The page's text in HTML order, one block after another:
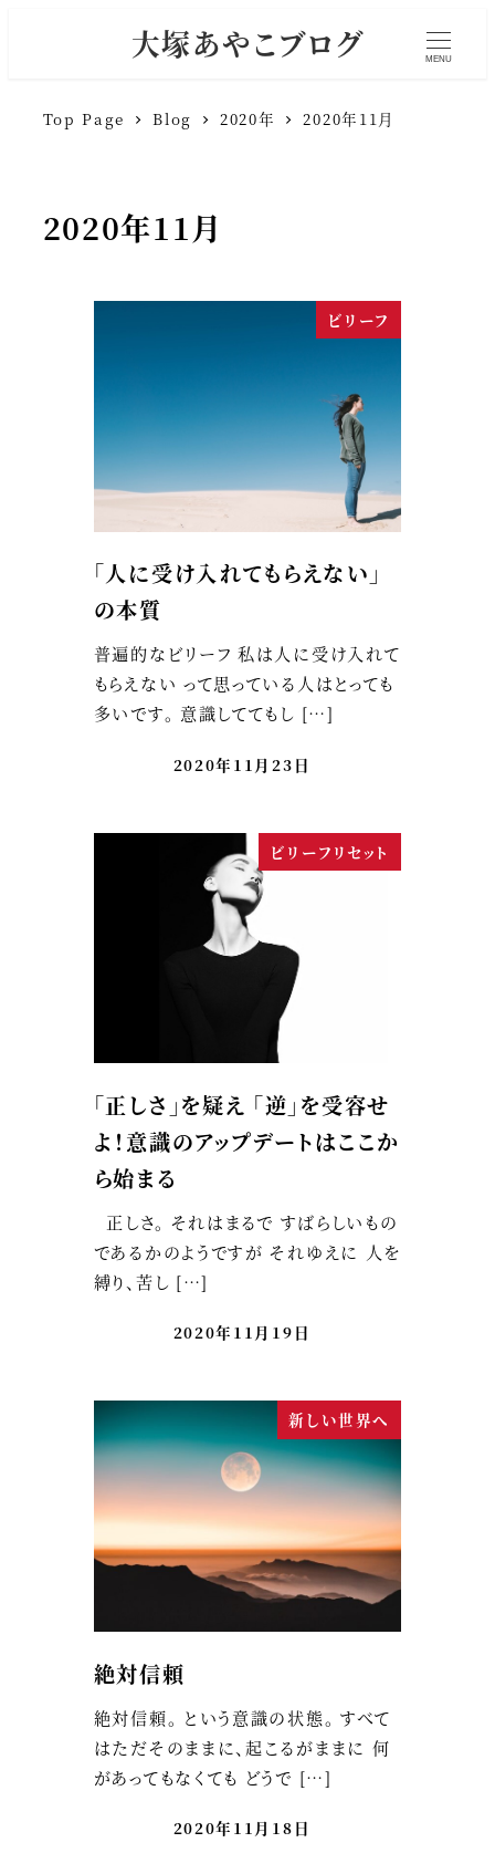
大塚あやこブログ MENU
Top Page Blog 2020年 2020年11月
2020年11月
ビリーフ
「人に受け入れてもらえない」
の本質
普遍的なビリーフ 私は人に受け入れて
もらえない って思っている人はとっても
多いです。 意識しててもし […]
2020年11月23日
ビリーフリセット
「正しさ」を疑え 「逆」を受容せ
よ！意識のアップデートはここか
ら始まる
正しさ。 それはまるで すばらしいもの
であるかのようですが それゆえに 人を
縛り、苦し […]
2020年11月19日
新しい世界へ
絶対信頼
絶対信頼。 という意識の状態。 すべて
はただそのままに、起こるがままに 何
があってもなくても どうで […]
2020年11月18日